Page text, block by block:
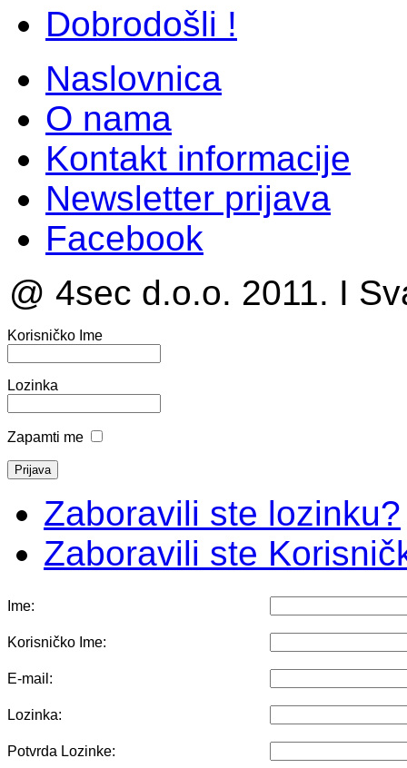
Dobrodošli !
Naslovnica
O nama
Kontakt informacije
Newsletter prijava
Facebook
@ 4sec d.o.o. 2011. I
Korisničko Ime
Lozinka
Zapamti me
Zaboravili ste lozinku?
Zaboravili ste
Ime:
Korisničko Ime:
E-mail:
Lozinka:
Potvrda Lozinke: